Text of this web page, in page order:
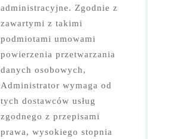
administracyjne. Zgodnie z
zawartymi z takimi
podmiotami umowami
powierzenia przetwarzania
danych osobowych,
Administrator wymaga od
tych dostawców usług
zgodnego z przepisami
prawa, wysokiego stopnia